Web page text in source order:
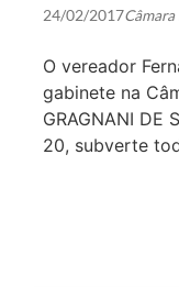
24/02/2017Câmara
O vereador
gabinete na
GRAGNANI DE
20, subverte